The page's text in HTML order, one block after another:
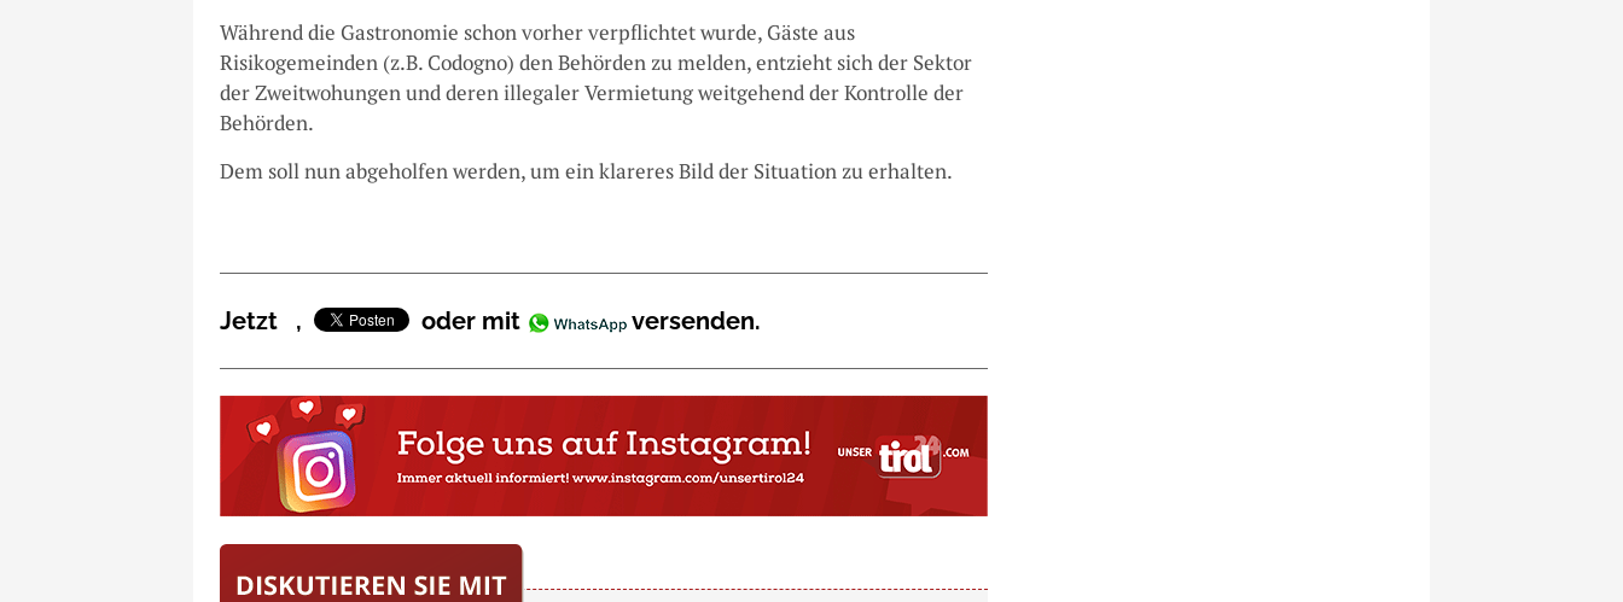
Während die Gastronomie schon vorher verpflichtet wurde, Gäste aus
Risikogemeinden (z.B. Codogno) den Behörden zu melden, entzieht sich der Sektor
der Zweitwohungen und deren illegaler Vermietung weitgehend der Kontrolle der
Behörden.
Dem soll nun abgeholfen werden, um ein klareres Bild der Situation zu erhalten.
Jetzt , oder mit versenden.